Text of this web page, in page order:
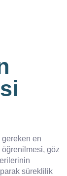
gereken en
göz
süreklilik